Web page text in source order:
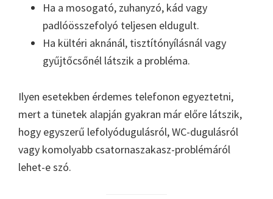
Ha a mosogató, zuhanyzó, kád vagy
padlóösszefolyó teljesen eldugult.
Ha kültéri aknánál, tisztítónyílásnál vagy
gyűjtőcsőnél látszik a probléma.
Ilyen esetekben érdemes telefonon egyeztetni,
mert a tünetek alapján gyakran már előre látszik,
hogy egyszerű lefolyódugulásról, WC-dugulásról
vagy komolyabb csatornaszakasz-problémáról
lehet-e szó.